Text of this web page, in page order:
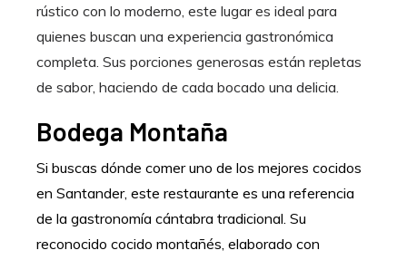
rústico con lo moderno, este lugar es ideal para
quienes buscan una experiencia gastronómica
completa. Sus porciones generosas están repletas
de sabor, haciendo de cada bocado una delicia.
Bodega Montaña
Si buscas dónde comer uno de los mejores cocidos
en Santander, este restaurante es una referencia
de la gastronomía cántabra tradicional. Su
reconocido cocido montañés, elaborado con